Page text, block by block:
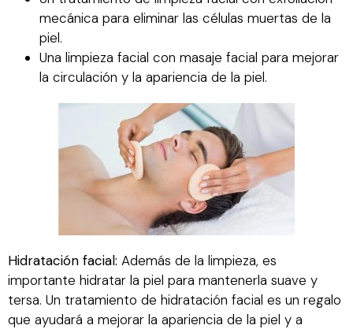
mecánica para eliminar las células muertas de la
piel.
Una limpieza facial con masaje facial para mejorar
la circulación y la apariencia de la piel.
Hidratación facial: Además de la limpieza, es
importante hidratar la piel para mantenerla suave y
tersa. Un tratamiento de hidratación facial es un regalo
que ayudará a mejorar la apariencia de la piel y a